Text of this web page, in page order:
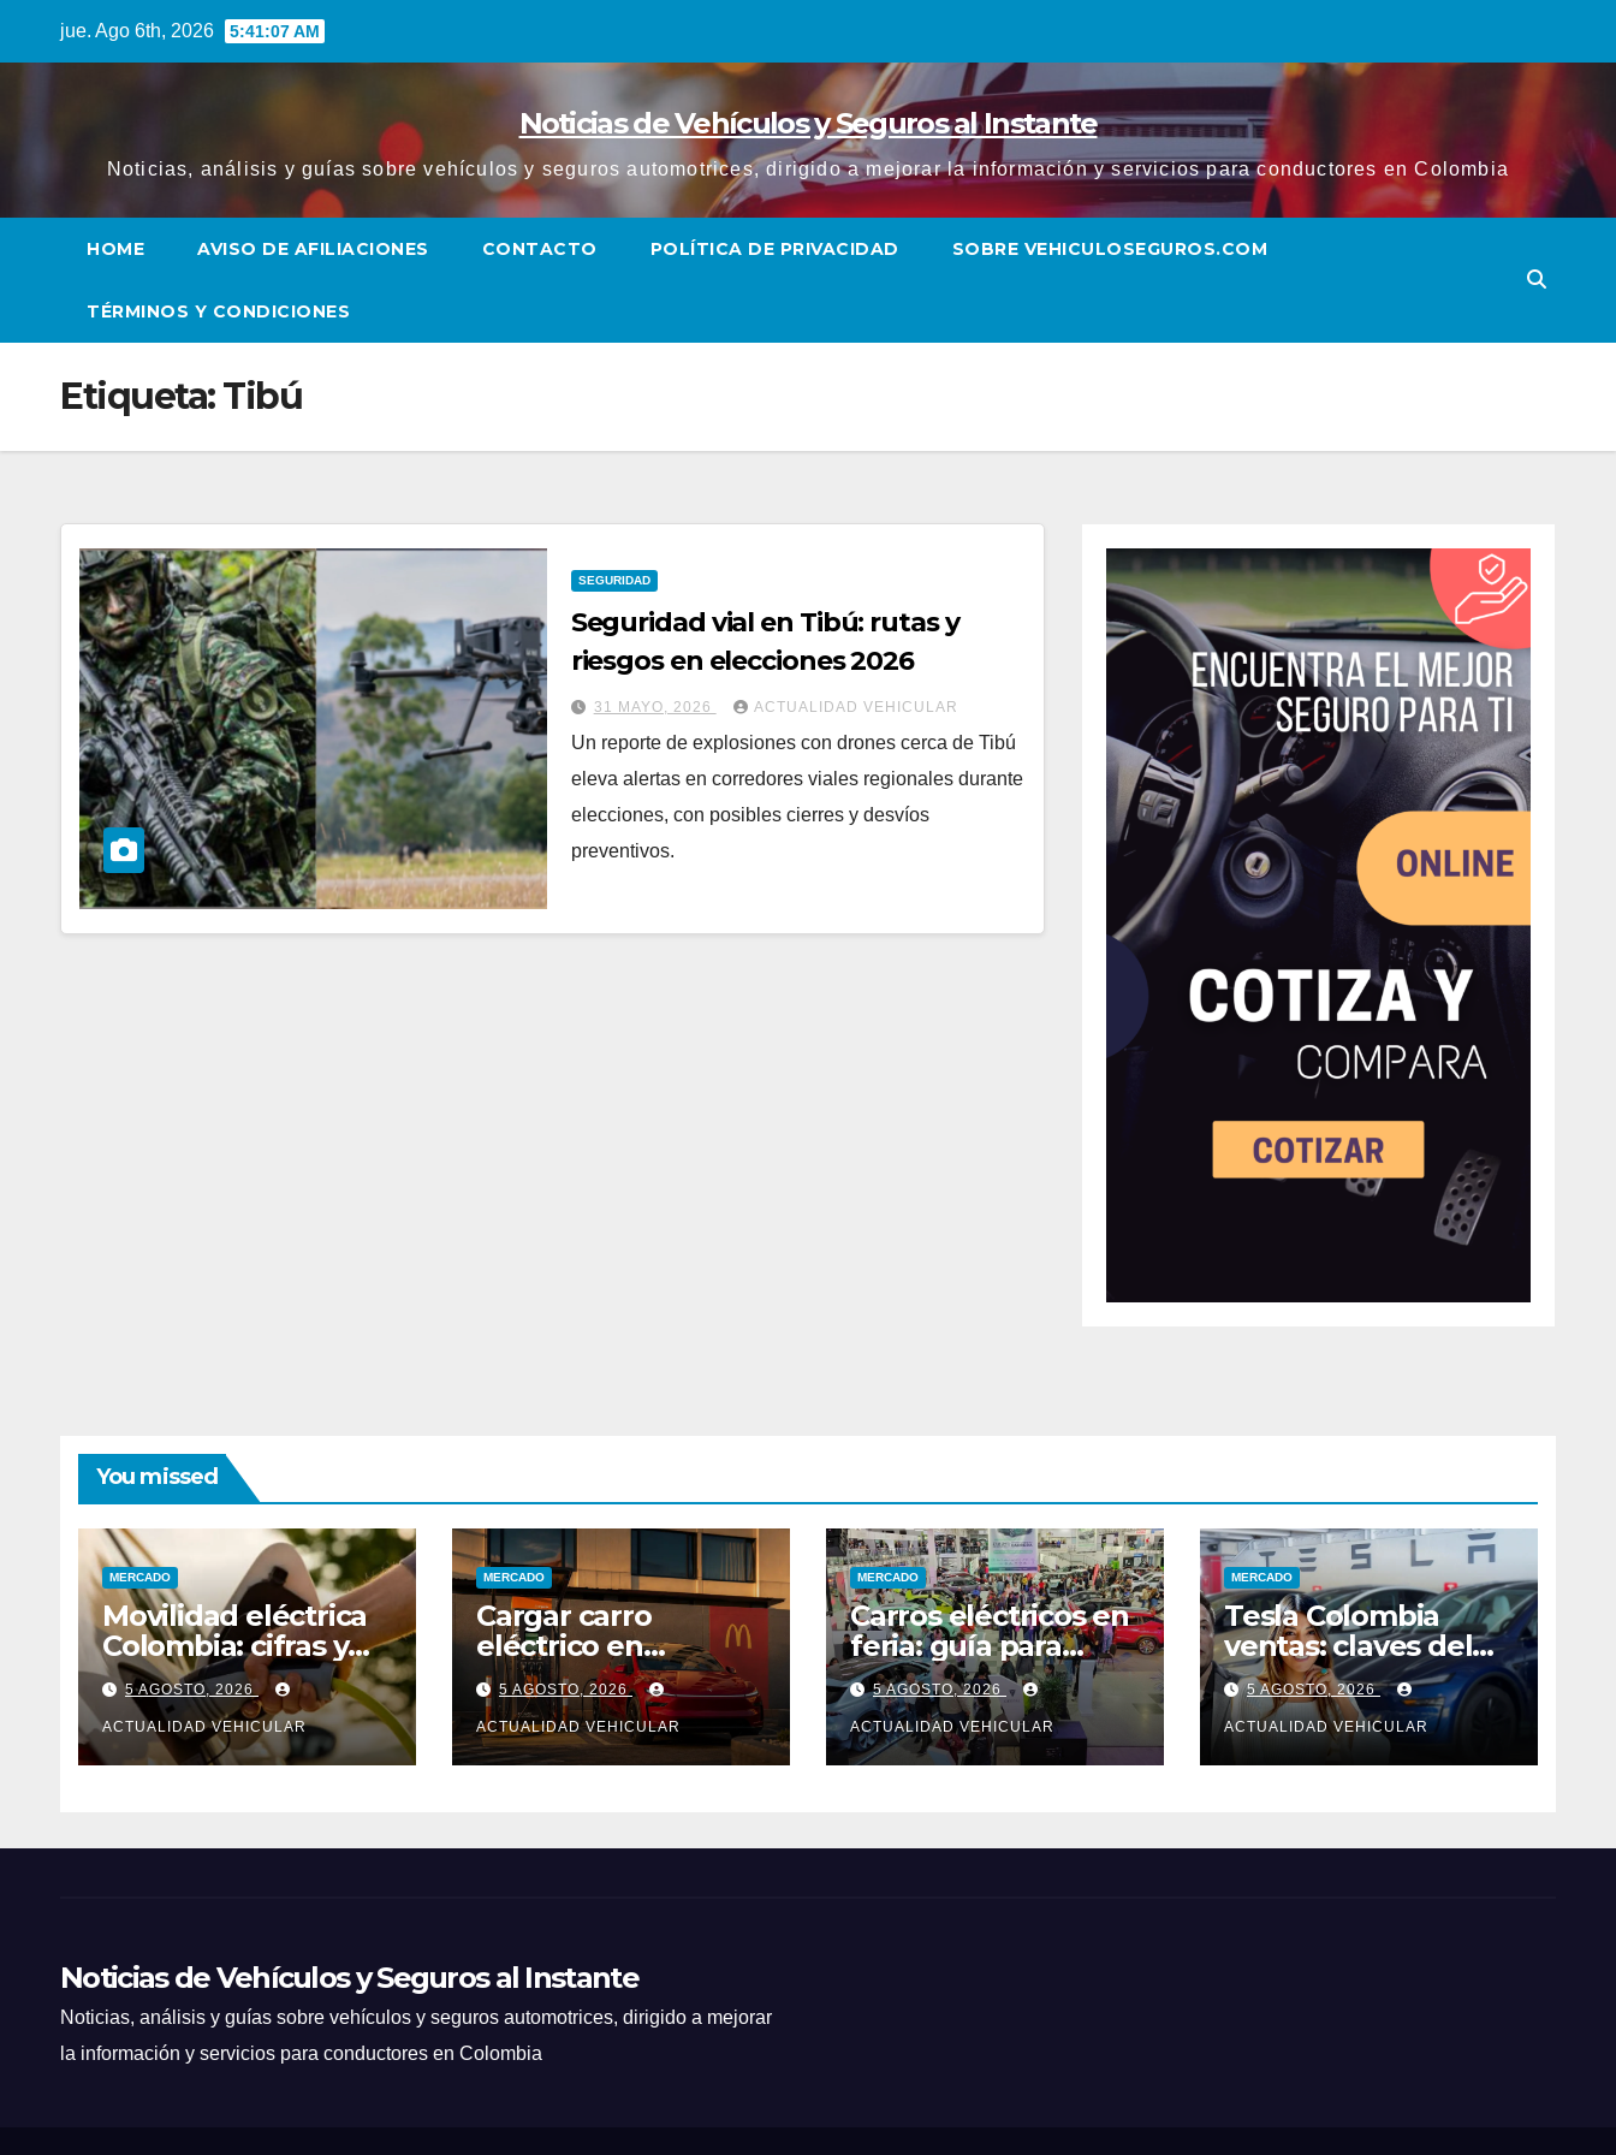
jue. Ago 6th, 2026 5:41:07 AM
Noticias de Vehículos y Seguros al Instante
Noticias, análisis y guías sobre vehículos y seguros automotrices, dirigido a mejorar la información y servicios para conductores en Colombia
HOME AVISO DE AFILIACIONES CONTACTO POLÍTICA DE PRIVACIDAD SOBRE VEHICULOSEGUROS.COM
TÉRMINOS Y CONDICIONES
Etiqueta:Tibú
SEGURIDAD
Seguridad vial en Tibú: rutas y
riesgos en elecciones 2026
31 MAYO, 2026 ACTUALIDAD VEHICULAR
Un reporte de explosiones con drones cerca de Tibú
eleva alertas en corredores viales regionales durante
elecciones, con posibles cierres y desvíos
preventivos.
You missed
MERCADO
Movilidad eléctrica
Colombia: cifras y
tendencia
5 AGOSTO, 2026
ACTUALIDAD VEHICULAR
MERCADO
Cargar carro
eléctrico en
Medellín: guía útil
5 AGOSTO, 2026
ACTUALIDAD VEHICULAR
MERCADO
Carros eléctricos en
feria: guía para
comprar
5 AGOSTO, 2026
ACTUALIDAD VEHICULAR
MERCADO
Tesla Colombia
ventas: claves del
Model Y
5 AGOSTO, 2026
ACTUALIDAD VEHICULAR
Noticias de Vehículos y Seguros al Instante
Noticias, análisis y guías sobre vehículos y seguros automotrices, dirigido a mejorar
la información y servicios para conductores en Colombia